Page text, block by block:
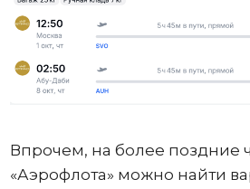
Впрочем, на более поздние
«Аэрофлота» можно найти